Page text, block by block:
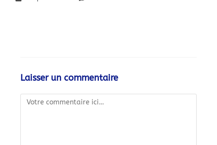
Laisser un commentaire